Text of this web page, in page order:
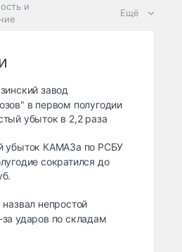
и
Ещё
завод
в первом полугодии
убыток в 2,2 раза
убыток КАМАЗа по РСБУ
сократился до
непростой
ударов по складам